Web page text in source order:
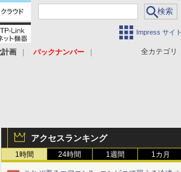
Impress サイト
全カテゴリ
計画
バックナンバー
アクセスランキング
1時間 24時間 1週間 1カ月